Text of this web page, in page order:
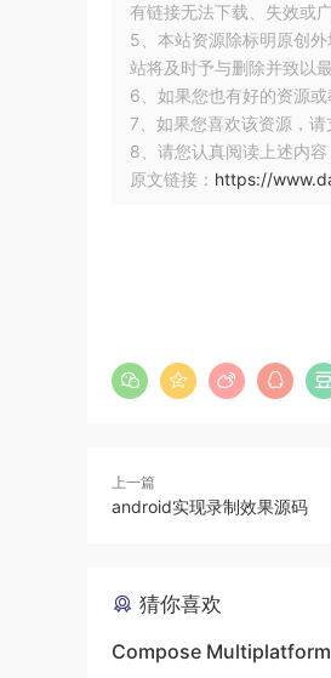
有链接无法下载、失效或
5、本站资源除标明原创
站将及时予与删除并致以
6、如果您也有好的资源
7、如果您喜欢该资源，
8、请您认真阅读上述内
原文链接： https://
上一篇
android实现录制效果源码
猜你喜欢
Compose